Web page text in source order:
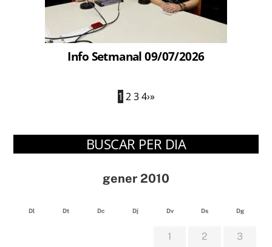
Info Setmanal 09/07/2026
1 2 3 4›»
BUSCAR PER DIA
gener 2010
Dl Dt Dc Dj Dv Ds Dg
1 2 3